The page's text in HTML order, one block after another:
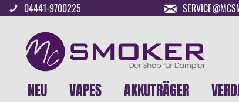
04441-9700225
NEU VAPES AKKUTRÄGER